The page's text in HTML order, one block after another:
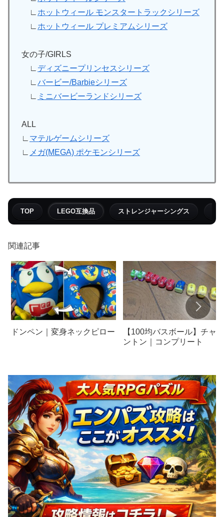
∟ ホットウィール モンスタートラックシリーズ
∟ ホットウィール プレミアムシリーズ
女の子/GIRLS
∟ ディズニープリンセスシリーズ
∟ バービー/Barbieシリーズ
∟
ミニバービーランドシリーズ
ALL
∟ マテルゲームシリーズ
∟
メガ(MEGA) ポケモンシリーズ
TOP LEGO互換品 ストレンジャーシングス
関連記事
ドンペン｜変身ネックピロー
【100均バスボール】チャギ
ントン｜コンプリート